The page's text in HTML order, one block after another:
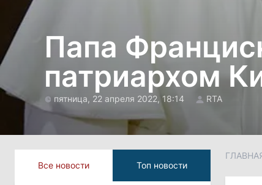
Папа
патриархом
пятница, 22 апреля 2022, 18:14 RTA
Все новости Топ новости